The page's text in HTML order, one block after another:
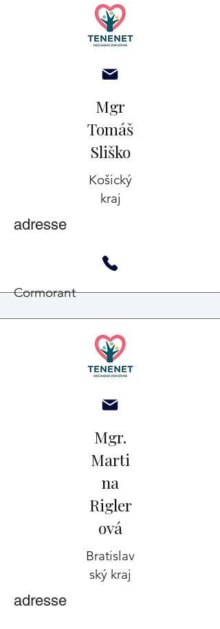
Mgr
Tomáš
Sliško
Košický
kraj
adresse
Cormorant
Mgr.
Marti
na
Rigler
ová
Bratislav
ský kraj
adresse